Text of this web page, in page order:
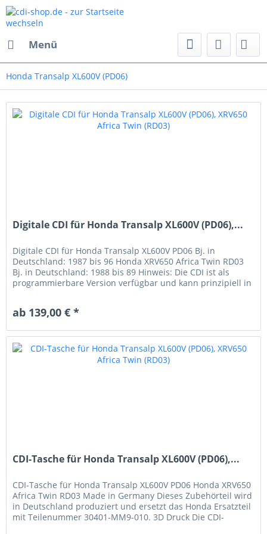
Menü
Honda Transalp XL600V (PD06)
Digitale CDI für Honda Transalp XL600V (PD06),...
Digitale CDI für Honda Transalp XL600V PD06 Bj. in
Deutschland: 1987 bis 96 Honda XRV650 Africa Twin RD03
Bj. in Deutschland: 1988 bis 89 Hinweis: Die CDI ist als
programmierbare Version verfügbar und kann prinzipiell in
ab 139,00 € *
CDI-Tasche für Honda Transalp XL600V (PD06),...
CDI-Tasche für Honda Transalp XL600V PD06 Honda XRV650
Africa Twin RD03 Made in Germany Dieses Zubehörteil wird
in Deutschland produziert und ersetzt das Honda Ersatzteil
mit Teilenummer 30401-MM9-010. 3D Druck Die CDI-